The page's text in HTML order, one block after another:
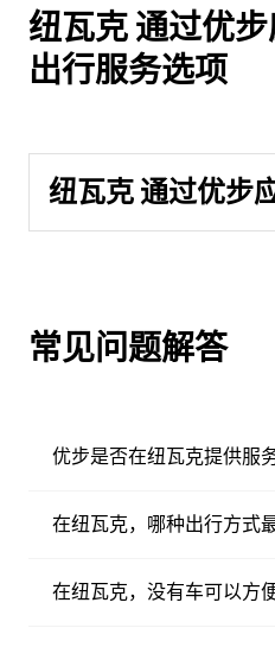
纽瓦克 通过优
出行服务选项
纽瓦克 通过优步
常见问题解答
优步是否在纽瓦克提供服务
在纽瓦克，哪种出行方式
在纽瓦克，没有车可以方